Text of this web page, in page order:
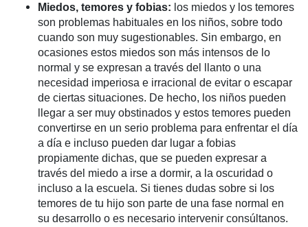
Miedos, temores y fobias: los miedos y los temores
son problemas habituales en los niños, sobre todo
cuando son muy sugestionables. Sin embargo, en
ocasiones estos miedos son más intensos de lo
normal y se expresan a través del llanto o una
necesidad imperiosa e irracional de evitar o escapar
de ciertas situaciones. De hecho, los niños pueden
llegar a ser muy obstinados y estos temores pueden
convertirse en un serio problema para enfrentar el día
a día e incluso pueden dar lugar a fobias
propiamente dichas, que se pueden expresar a
través del miedo a irse a dormir, a la oscuridad o
incluso a la escuela. Si tienes dudas sobre si los
temores de tu hijo son parte de una fase normal en
su desarrollo o es necesario intervenir consúltanos.